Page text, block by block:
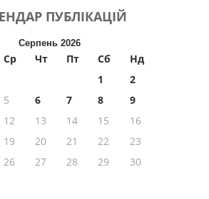
ПУБЛІКАЦІЙ
Серпень 2026
Ср Чт Пт Сб
Нд
1
2
5 6 7 8
9
12 13 14 15
16
19 20 21 22
23
26 27 28 29
30